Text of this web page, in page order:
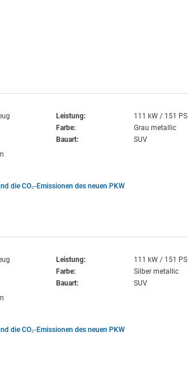
Leistung:
111 kW / 151 PS
Farbe:
Grau metallic
Bauart:
SUV
die CO₂-Emissionen des neuen PKW
Leistung:
111 kW / 151 PS
Farbe:
Silber metallic
Bauart:
SUV
die CO₂-Emissionen des neuen PKW